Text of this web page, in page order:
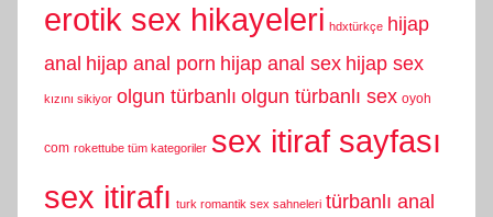
erotik sex hikayeleri hdxtürkçe hijap
anal hijap anal porn hijap anal sex hijap sex
kızını sikiyor olgun türbanlı olgun türbanlı sex oyoh
com rokettube tüm kategoriler sex itiraf sayfası
sex itirafı turk romantik sex sahneleri türbanlı anal